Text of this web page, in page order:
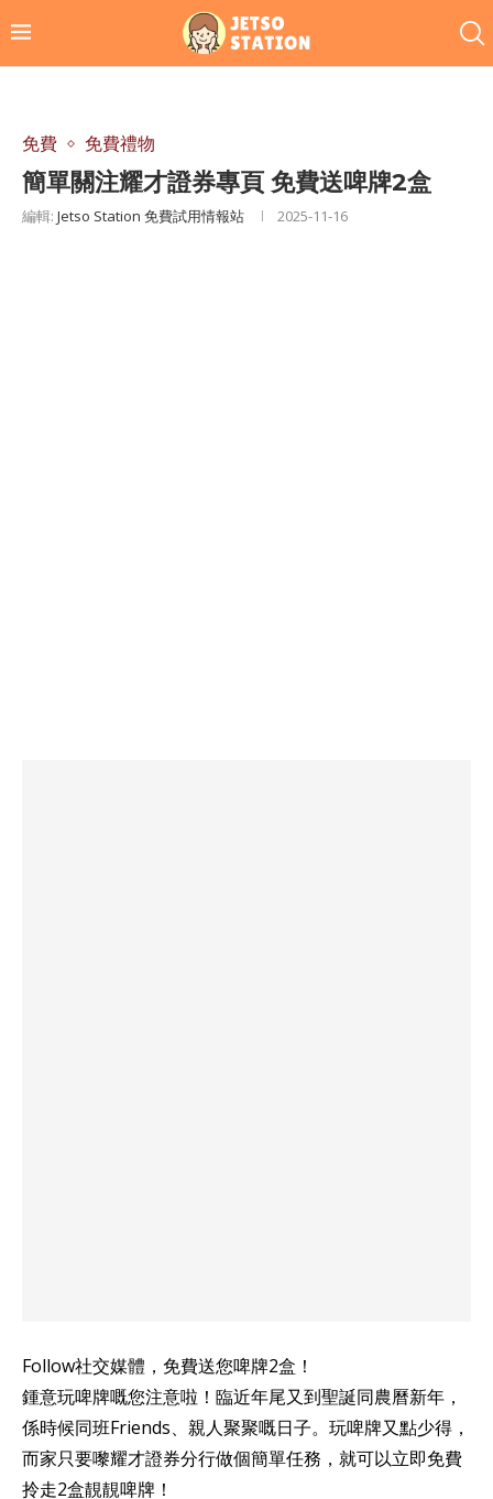
免費 免費禮物
簡單關注耀才證券專頁 免費送啤牌2盒
編輯: Jetso Station 免費試用情報站 2025-11-16
Follow社交媒體，免費送您啤牌2盒！
鍾意玩啤牌嘅您注意啦！臨近年尾又到聖誕同農曆新年，
係時候同班Friends、親人聚聚嘅日子。玩啤牌又點少得，
而家只要嚟耀才證券分行做個簡單任務，就可以立即免費
拎走2盒靚靚啤牌！